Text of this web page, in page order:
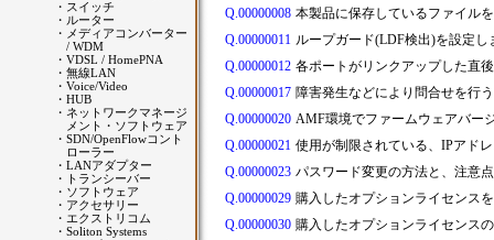
・ スイッチ
・ ルーター
・ メディアコンバーター
/ WDM
・ VDSL / HomePNA
・ 無線LAN
・ Voice/Video
・ HUB
・ ネットワークマネージ
メント・ソフトウェア
・ SDN/OpenFlowコント
ローラー
・ LANアダプター
・
トランシーバー
・ ソフトウェア
・ アクセサリー
・ エクストリコム
・ Soliton Systems
Q.00000008 本製品に保存しているファイル
Q.00000011 ループガード(LDF検出)を設定
Q.00000012 各ポートがリンクアップした直
Q.00000017 障害発生などにより問合せを行
Q.00000020 AMF環境でファームウェアバー
Q.00000021 使用が制限されている、IPアド
Q.00000023 パスワード変更の方法と、注意
Q.00000029 購入したオプションライセンス
Q.00000030 購入したオプションライセンス